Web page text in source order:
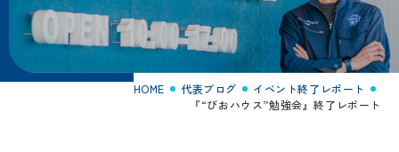
HOME 代表ブログ
イベント終了レポート
『“びおハウス”勉強会』終了レポート